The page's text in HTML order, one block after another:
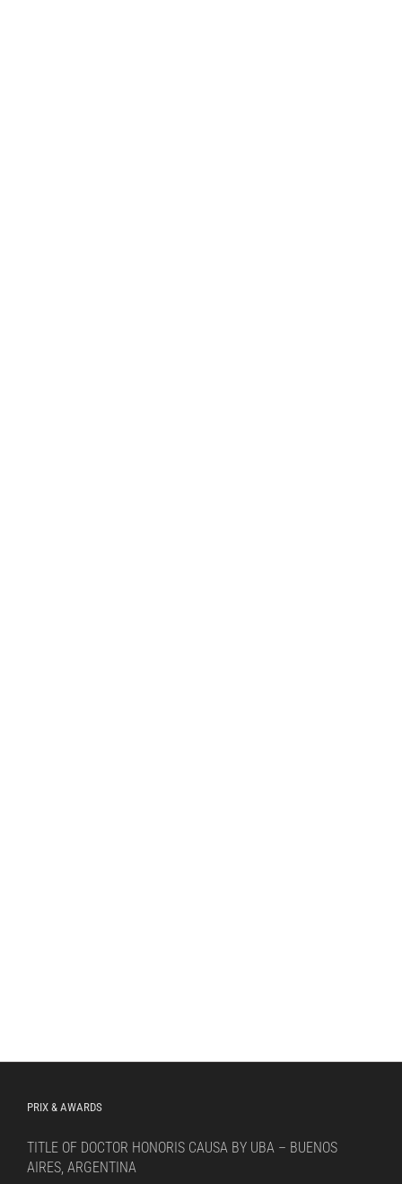
PRIX & AWARDS
TITLE OF DOCTOR HONORIS CAUSA BY UBA – BUENOS
AIRES, ARGENTINA